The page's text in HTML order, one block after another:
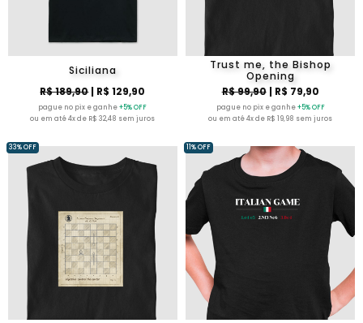
Siciliana
R$ 189,90| R$ 129,90
pague no pix e ganhe+5% OFF
ou em até 4x de R$ 32,48 sem juros
Trust me, the Bishop
Opening
R$ 99,90| R$ 79,90
pague no pix e ganhe+5% OFF
ou em até 4x de R$ 19,98 sem juros
33% OFF 11% OFF